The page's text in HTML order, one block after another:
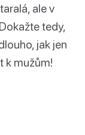
ale v
tedy,
jak jen
k mužům!